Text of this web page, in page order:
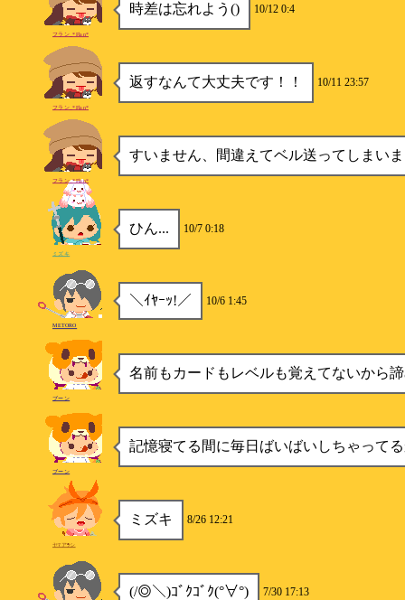
時差は忘れよう() 10/12 0:4
フラン_*Flan*
返すなんて大丈夫です！！ 10/11 23:57
フラン_*Flan*
すいません、間違えてベル送ってしまい
フラン_*Flan*
ひん... 10/7 0:18
ミズキ
＼ｲﾔｰｯ!／ 10/6 1:45
METORO
名前もカードもレベルも覚えてないから
ブーン
記憶寝てる間に毎日ばいばいしちゃって
ブーン
ミズキ 8/26 12:21
ヤﾏアﾗシ
(/◎＼)ｺﾞｸｺﾞｸ(°∀°) 7/30 17:13